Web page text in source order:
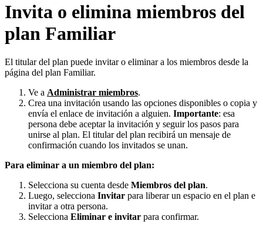
Invita o elimina miembros del
plan Familiar
El titular del plan puede invitar o eliminar a los miembros desde la
página del plan Familiar.
Ve a Administrar miembros.
Crea una invitación usando las opciones disponibles o copia y
envía el enlace de invitación a alguien. Importante: esa
persona debe aceptar la invitación y seguir los pasos para
unirse al plan. El titular del plan recibirá un mensaje de
confirmación cuando los invitados se unan.
Para eliminar a un miembro del plan:
Selecciona su cuenta desde Miembros del plan.
Luego, selecciona Invitar para liberar un espacio en el plan e
invitar a otra persona.
Selecciona Eliminar e invitar para confirmar.